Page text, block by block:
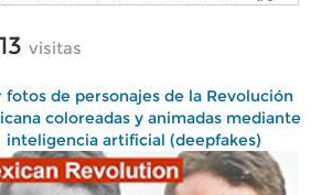
visitas
fotos de personajes de la Revolución
coloreadas y animadas mediante
inteligencia artificial (deepfakes)